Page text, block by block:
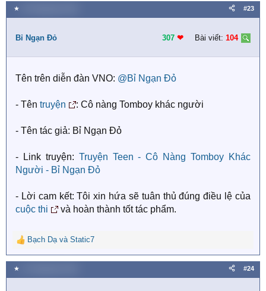
a
c
i
n
★ #23
Bỉ Ngạn Đỏ 307 ❤︎ Bài viết: 104
Tên trên diễn đàn VNO: @Bỉ Ngạn Đỏ
- Tên truyện : Cô nàng Tomboy khác người
- Tên tác giả: Bỉ Ngạn Đỏ
- Link truyện: Truyện Teen - Cô Nàng Tomboy Khác
Người - Bỉ Ngạn Đỏ
- Lời cam kết: Tôi xin hứa sẽ tuân thủ đúng điều lệ của
cuộc thi
và hoàn thành tốt tác phẩm.
R
e
a
c
Bạch Dạvà Static7
★ #24